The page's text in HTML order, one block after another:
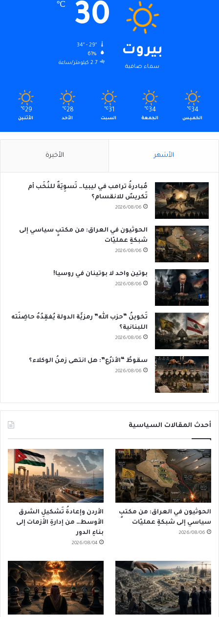
بيروت
سماء صافية
30
℃
61%
2.7 كيلومتر/ساعة
34
℃
الخميس
34
℃
الجمعة
31
℃
السبت
28
℃
الأحد
29
℃
الأثنين
الأشهر الأخيرة
مُبادرةُ ترامب في ليبيا… تَسوِيَةٌ للنُخَب أم
تَكريسٌ للانقسام؟
2026/08/06
الحوثيون في العراق: من مكتبٍ سياسي إلى
شبكةِ عمليّات
2026/08/06
بوتين واحد لا بوتينان في روسيا!
2026/08/06
تَخوينُ “حزب الله” رمزيَّة الدولة يُفقِدُهُ حاضِنَته
اللبنانية؟
2026/08/06
سقوطُ “الأذرُع”: هل انتهى زمنُ الوكلاء؟
2026/08/06
أحدث المقالات السياسية
الحوثيون في العراق: من مكتبٍ
سياسي إلى شبكةِ عمليّات
2026/08/06
الأردن وإعادةُ تَشكيلِ الشرق
الأوسط… من إدارةِ الأزمات إلى
بناءِ الدور
2026/08/04